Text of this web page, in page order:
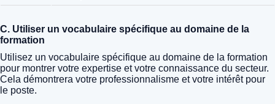
C. Utiliser un vocabulaire spécifique au domaine de la
formation
Utilisez un vocabulaire spécifique au domaine de la formation
pour montrer votre expertise et votre connaissance du secteur.
Cela démontrera votre professionnalisme et votre intérêt pour
le poste.